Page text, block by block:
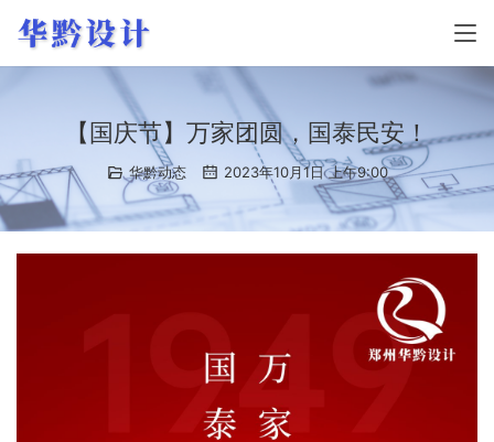
【国庆节】万家团圆，国泰民安！
华黔动态 2023年10月1日 上午9:00